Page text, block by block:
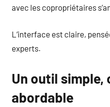
avec les copropriétaires
L’interface est claire,
experts.
Un outil simple,
abordable